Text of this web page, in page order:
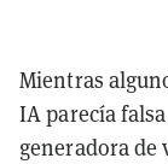
Mientras
IA parecía
generadora de